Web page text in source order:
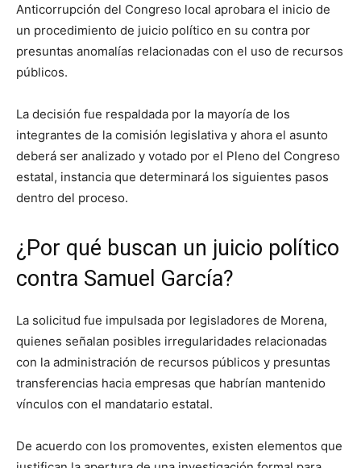
Anticorrupción del Congreso local aprobara el inicio de
un procedimiento de juicio político en su contra por
presuntas anomalías relacionadas con el uso de recursos
públicos.
La decisión fue respaldada por la mayoría de los
integrantes de la comisión legislativa y ahora el asunto
deberá ser analizado y votado por el Pleno del Congreso
estatal, instancia que determinará los siguientes pasos
dentro del proceso.
¿Por qué buscan un juicio político
contra Samuel García?
La solicitud fue impulsada por legisladores de Morena,
quienes señalan posibles irregularidades relacionadas
con la administración de recursos públicos y presuntas
transferencias hacia empresas que habrían mantenido
vínculos con el mandatario estatal.
De acuerdo con los promoventes, existen elementos que